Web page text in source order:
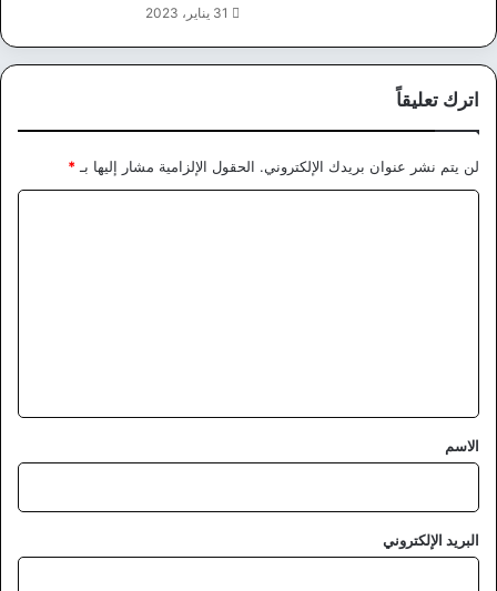
31 يناير، 2023
اترك تعليقاً
لن يتم نشر عنوان بريدك الإلكتروني. الحقول الإلزامية مشار إليها بـ*
*
الاسم
البريد الإلكتروني